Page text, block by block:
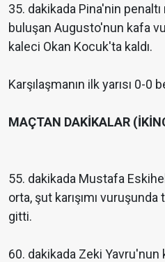
35. dakikada Pina'nin
buluşan Augusto'nun kafa
kaleci Okan Kocuk'ta kaldı.
Karşılaşmanın ilk yarısı 0-0
MAÇTAN DAKİKALAR
55. dakikada Mustafa
orta, şut karışımı
gitti.
60. dakikada Zeki Yavru'nun